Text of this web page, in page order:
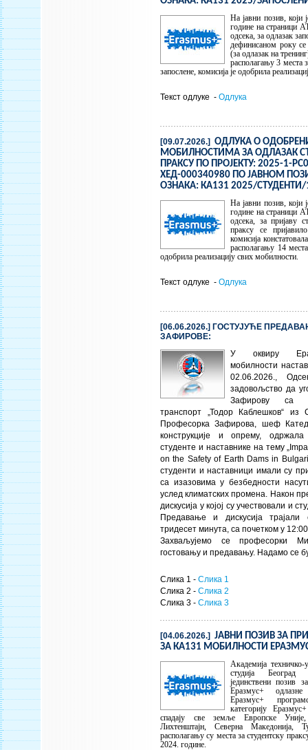
На јавни позив, који
године на страници
одсека, за одлазак
дефинисаном року се
(за одлазак на
располагању 3 места
запослене, комисија је одобрила
Текст одлуке - Одлука
[09.07.2026.] ОДЛУКА О
МОБИЛНОСТИМА ЗА ОДЛАЗАК
ПРАКСУ ПО ПРОЈЕКТУ: 2025-1-
ХЕД-000340980 ПО ЈАВНОМ
ОЗНАКА: КА131 2025/
На јавни позив, који
године на страници
одсека, за пријаву
праксу се
комисија
располагању 14
одобрила реализацију свих мобилности.
Текст одлуке - Одлука
[06.06.2026.] ГОСТУЈУЋЕ
ЗАФИРОВЕ:
У оквиру
мобилности
02.06.2026.,
задовољство да
Зафирову са
транспорт „Тодор Каблешков“ из
Професорка Зафирова, шеф
конструкције и опрему,
студенте и наставнике на тему
on the Safety of Earth Dams in
студенти и наставници имали су
са изазовима у безбедности
услед климатских промена. Након
дискусија у којој су учествовали и
Предавање и дискусија
тридесет минута, са почетком у
Захваљујемо се професорки
гостовању и предавању. Надамо се
Слика 1 - Слика 1
Слика 2 - Слика 2
Слика 3 - Слика 3
[04.06.2026.] ЈАВНИ ПОЗИВ ЗА
ЗА КА131 МОБИЛНОСТИ
Академија техничко-
студија
јединствени позив
Еразмус+
Еразмус+
категорију
спадају све земље Европске
Лихтенштајн, Северна Македонија,
располагању су места за студентску
2024. године.